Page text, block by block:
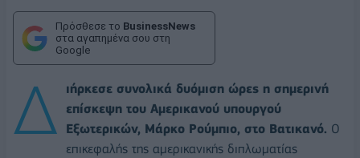
Πρόσθεσε το BusinessNews
στα αγαπημένα σου στη
Google
Δ
ιήρκεσε συνολικά δυόμιση ώρες η σημερινή
επίσκεψη του Αμερικανού υπουργού
Εξωτερικών, Μάρκο Ρούμπιο, στο Βατικανό. Ο
επικεφαλής της αμερικανικής διπλωματίας